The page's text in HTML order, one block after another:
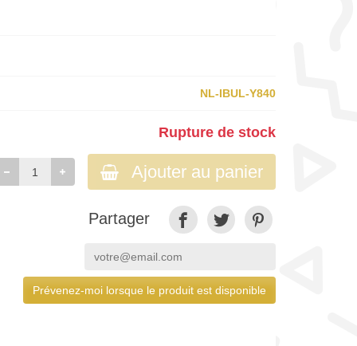
NL-IBUL-Y840
Rupture de stock
Ajouter au panier
Partager
Prévenez-moi lorsque le produit est disponible